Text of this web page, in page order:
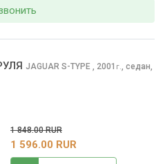
JAGUAR S-TYPE , 2001 г.
седан,
1 848.00 RUR
1 596.00 RUR